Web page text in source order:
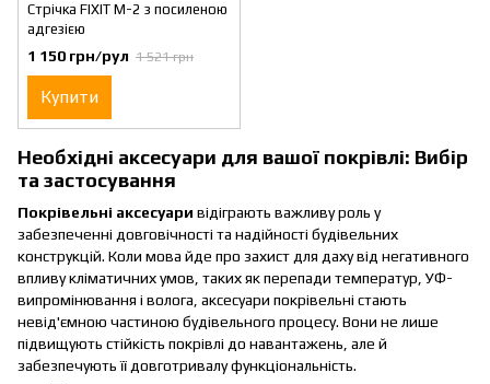
Стрічка FIXIT М-2 з посиленою
адгезією
1 150 грн/рул 1 521 грн
Купити
Необхідні аксесуари для вашої покрівлі: Вибір
та застосування
Покрівельні аксесуари відіграють важливу роль у
забезпеченні довговічності та надійності будівельних
конструкцій. Коли мова йде про захист для даху від негативного
впливу кліматичних умов, таких як перепади температур, УФ-
випромінювання і волога, аксесуари покрівельні стають
невід'ємною частиною будівельного процесу. Вони не лише
підвищують стійкість покрівлі до навантажень, але й
забезпечують її довготривалу функціональність.